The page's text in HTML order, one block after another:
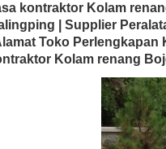
kontraktor Kolam
| Supplier
Toko
Kolam renang
BEST SELLER